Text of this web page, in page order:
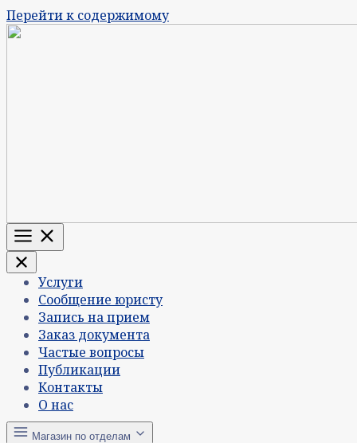
Перейти к содержимому
Меню
Услуги
Сообщение юристу
Запись на прием
Заказ документа
Частые вопросы
Публикации
Контакты
О нас
Магазин по отделам